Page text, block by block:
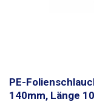
PE-
140mm, Länge